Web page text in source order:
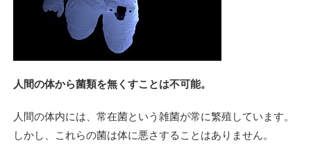
人間の体から菌類を無くすことは不可能。
人間の体内には、常在菌という雑菌が常に繁殖しています。
しかし、これらの菌は体に悪さすることはありません。